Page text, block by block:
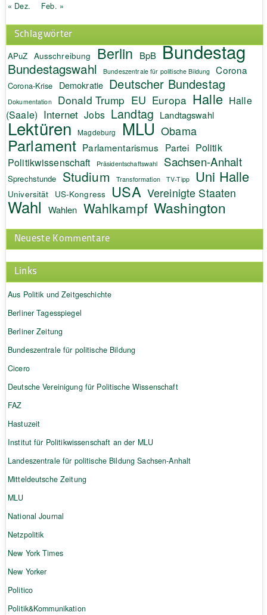
« Dez. Feb. »
Schlagwörter
APuZ Ausschreibung Berlin BpB Bundestag
Bundestagswahl Bundeszentrale für politische Bildung Corona
Corona-Krise Demokratie Deutscher Bundestag
Dokumentation Donald Trump EU Europa Halle Halle
(Saale) Internet Jobs Landtag Landtagswahl
Lektüren Magdeburg MLU Obama
Parlament Parlamentarismus Partei Politik
Politikwissenschaft Präsidentschaftswahl Sachsen-Anhalt
Sprechstunde Studium Transformation TV-Tipp Uni Halle
Universität US-Kongress USA Vereinigte Staaten
Wahl Wahlen Wahlkampf Washington
Neueste Kommentare
Links
Aus Politik und Zeitgeschichte
Berliner Tagesspiegel
Berliner Zeitung
Bundeszentrale für politische Bildung
Cicero
Deutsche Vereinigung für Politische Wissenschaft
FAZ
Hastuzeit
Institut für Politikwissenschaft an der MLU
Landeszentrale für politische Bildung Sachsen-Anhalt
Mitteldeutsche Zeitung
MLU
National Journal
Netzpolitik
New York Times
New Yorker
Politico
Politik&Kommunikation